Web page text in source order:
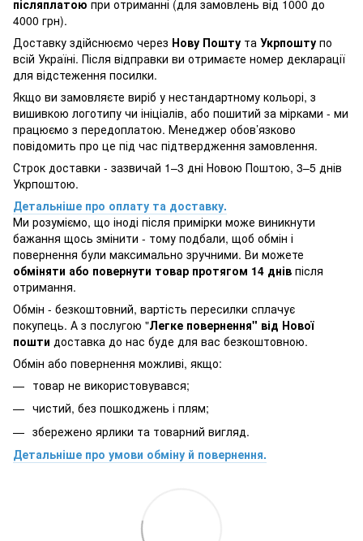
післяплатою при отриманні (для замовлень від 1000 до
4000 грн).
Доставку здійснюємо через Нову Пошту та Укрпошту по
всій Україні. Після відправки ви отримаєте номер декларації
для відстеження посилки.
Якщо ви замовляєте виріб у нестандартному кольорі, з
вишивкою логотипу чи ініціалів, або пошитий за мірками - ми
працюємо з передоплатою. Менеджер обов’язково
повідомить про це під час підтвердження замовлення.
Строк доставки - зазвичай 1–3 дні Новою Поштою, 3–5 днів
Укрпоштою.
Детальніше про оплату та доставку.
Ми розуміємо, що іноді після примірки може виникнути
бажання щось змінити - тому подбали, щоб обмін і
повернення були максимально зручними. Ви можете
обміняти або повернути товар протягом 14 днів після
отримання.
Обмін - безкоштовний, вартість пересилки сплачує
покупець. А з послугою "Легке повернення" від Нової
пошти доставка до нас буде для вас безкоштовною.
Обмін або повернення можливі, якщо:
товар не використовувався;
чистий, без пошкоджень і плям;
збережено ярлики та товарний вигляд.
Детальніше про умови обміну й повернення.